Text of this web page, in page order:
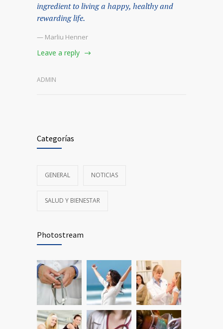
ingredient to living a happy, healthy and
rewarding life.
— Marliu Henner
Leave a reply
ADMIN
Categorías
GENERAL NOTICIAS
SALUD Y BIENESTAR
Photostream